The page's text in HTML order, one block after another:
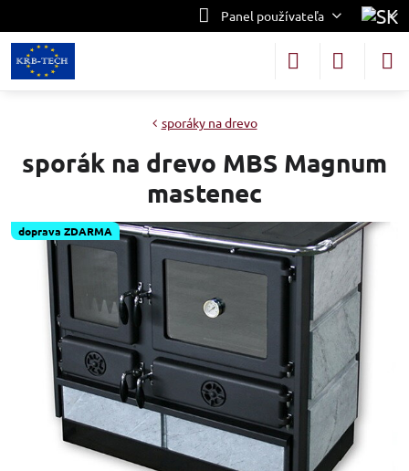
Panel používateľa
doprava ZDARMA
sporáky na drevo
sporák na drevo MBS Magnum
mastenec